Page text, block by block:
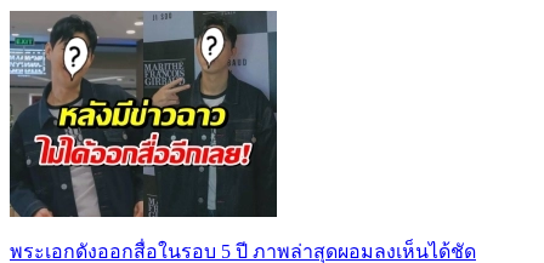
พระเอกดังออกสื่อในรอบ 5 ปี ภาพล่าสุดผอมลงเห็นได้ชัด